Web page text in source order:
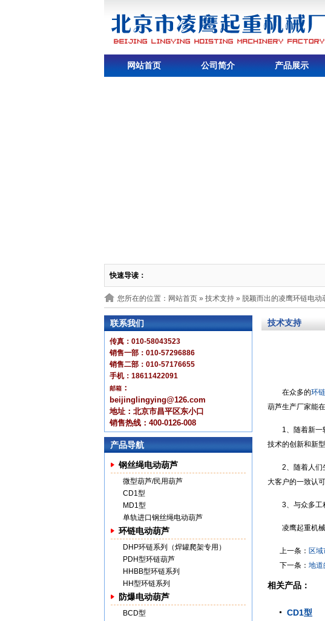
网站首页 公司简介 产品展示
快速导读：
您所在的位置：网站首页 » 技术支持 » 脱颖而出的凌鹰环链电动
联系我们
传真：010-58043523
销售一部：010-57296886
销售二部：010-57176655
手机：18611422091
邮箱 ：
beijinglingying@126.com
地址：北京市昌平区东小口
销售热线：400-0126-008
产品导航
钢丝绳电动葫芦
微型葫芦/民用葫芦
CD1型
MD1型
单轨进口钢丝绳电动葫芦
环链电动葫芦
DHP环链系列（焊罐爬架专用）
PDH型环链葫芦
HHBB型环链系列
HH型环链系列
防爆电动葫芦
BCD型
技术支持
在众多的环
葫芦生产厂家能
1、随着新
技术的创新和新
2、随着人们
大客户的一致认
3、与众多工
凌鹰起重机
上一条： 区
下一条： 地道
相关产品：
CD1型